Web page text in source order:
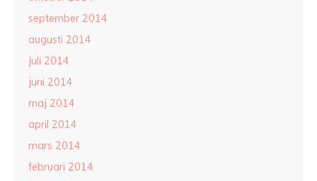
september 2014
augusti 2014
juli 2014
juni 2014
maj 2014
april 2014
mars 2014
februari 2014